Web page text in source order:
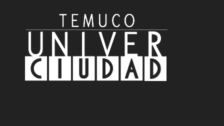
tutto il più pulito e luminoso nelle masse, allora non c’è: nel
programma della festa c’era legalizzazione dei bordelli e
l’introduzione di lezioni sessuali nelle scuole.